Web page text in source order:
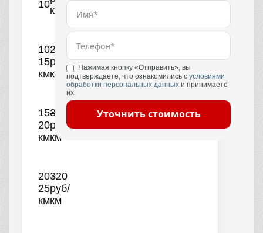
10
км
10–
15
км
290
руб/
км
15–
20
км
300
руб/
км
20–
25
км
320
руб/
км
Нажимая кнопку «Отправить», вы
подтверждаете, что ознакомились с условиями
обработки персональных данных и принимаете
их.
Уточнить стоимость